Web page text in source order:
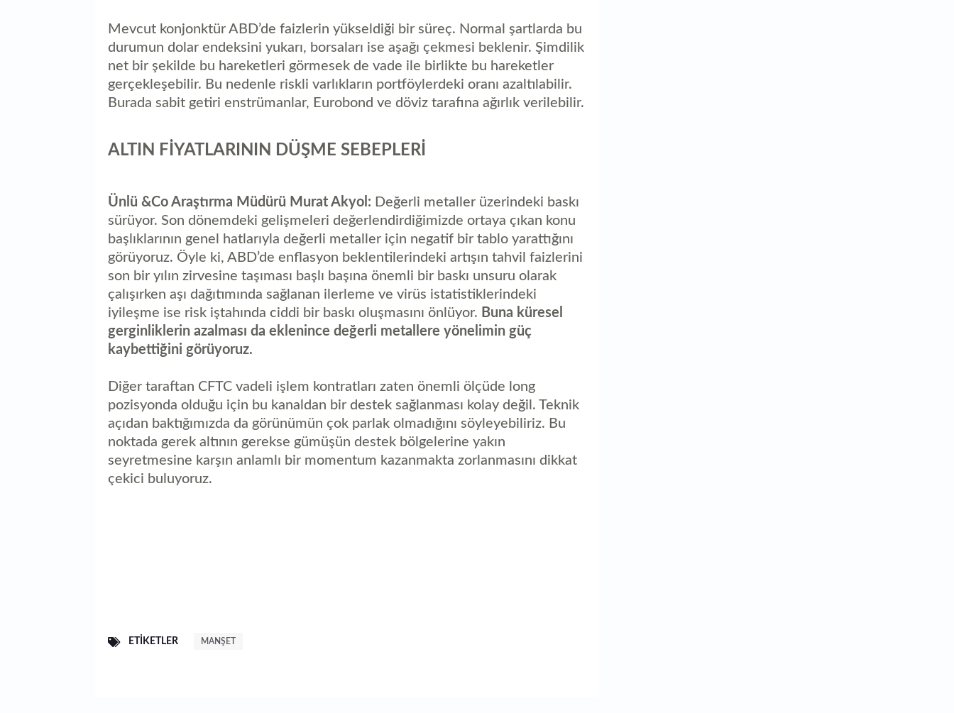
Mevcut konjonktür ABD’de faizlerin yükseldiği bir süreç. Normal şartlarda bu
durumun dolar endeksini yukarı, borsaları ise aşağı çekmesi beklenir. Şimdilik
net bir şekilde bu hareketleri görmesek de vade ile birlikte bu hareketler
gerçekleşebilir. Bu nedenle riskli varlıkların portföylerdeki oranı azaltılabilir.
Burada sabit getiri enstrümanlar, Eurobond ve döviz tarafına ağırlık verilebilir.
ALTIN FİYATLARININ DÜŞME SEBEPLERİ
Ünlü &Co Araştırma Müdürü Murat Akyol: Değerli metaller üzerindeki baskı
sürüyor. Son dönemdeki gelişmeleri değerlendirdiğimizde ortaya çıkan konu
başlıklarının genel hatlarıyla değerli metaller için negatif bir tablo yarattığını
görüyoruz. Öyle ki, ABD’de enflasyon beklentilerindeki artışın tahvil faizlerini
son bir yılın zirvesine taşıması başlı başına önemli bir baskı unsuru olarak
çalışırken aşı dağıtımında sağlanan ilerleme ve virüs istatistiklerindeki
iyileşme ise risk iştahında ciddi bir baskı oluşmasını önlüyor. Buna küresel
gerginliklerin azalması da eklenince değerli metallere yönelimin güç
kaybettiğini görüyoruz.
Diğer taraftan CFTC vadeli işlem kontratları zaten önemli ölçüde long
pozisyonda olduğu için bu kanaldan bir destek sağlanması kolay değil. Teknik
açıdan baktığımızda da görünümün çok parlak olmadığını söyleyebiliriz. Bu
noktada gerek altının gerekse gümüşün destek bölgelerine yakın
seyretmesine karşın anlamlı bir momentum kazanmakta zorlanmasını dikkat
çekici buluyoruz.
ETIKETLER MANŞET